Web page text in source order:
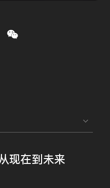
现在到未来